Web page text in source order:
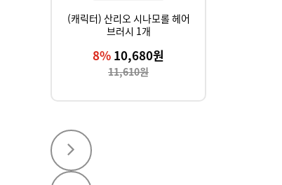
(캐릭터) 산리오 시나모롤 헤어
브러시 1개
8% 10,680원
11,610원